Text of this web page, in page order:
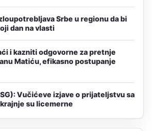
Srbe u regionu da bi
dan na vlasti
i kazniti odgovorne za pretnje
Matiću, efikasno postupanje
Vučićeve izjave o prijateljstvu sa
su licemerne